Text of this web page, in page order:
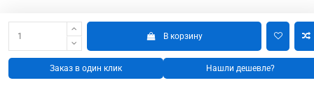
В корзину
Заказ в один клик Нашли дешевле?